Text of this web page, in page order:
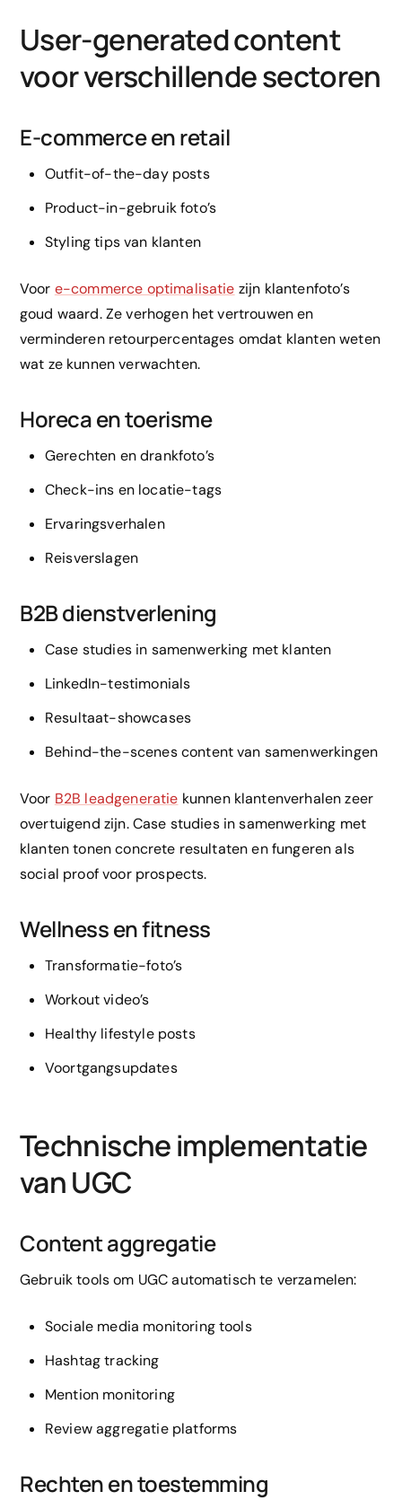
User-generated content
voor verschillende sectoren
E-commerce en retail
Outfit-of-the-day posts
Product-in-gebruik foto’s
Styling tips van klanten
Voor e-commerce optimalisatie zijn klantenfoto’s
goud waard. Ze verhogen het vertrouwen en
verminderen retourpercentages omdat klanten weten
wat ze kunnen verwachten.
Horeca en toerisme
Gerechten en drankfoto’s
Check-ins en locatie-tags
Ervaringsverhalen
Reisverslagen
B2B dienstverlening
Case studies in samenwerking met klanten
LinkedIn-testimonials
Resultaat-showcases
Behind-the-scenes content van samenwerkingen
Voor B2B leadgeneratie kunnen klantenverhalen zeer
overtuigend zijn. Case studies in samenwerking met
klanten tonen concrete resultaten en fungeren als
social proof voor prospects.
Wellness en fitness
Transformatie-foto’s
Workout video’s
Healthy lifestyle posts
Voortgangsupdates
Technische implementatie
van UGC
Content aggregatie
Gebruik tools om UGC automatisch te verzamelen:
Sociale media monitoring tools
Hashtag tracking
Mention monitoring
Review aggregatie platforms
Rechten en toestemming